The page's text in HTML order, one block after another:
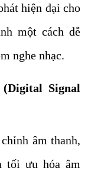
hiện đại cho
một cách dễ
nghe nhạc.
Signal
âm thanh,
tối ưu hóa âm